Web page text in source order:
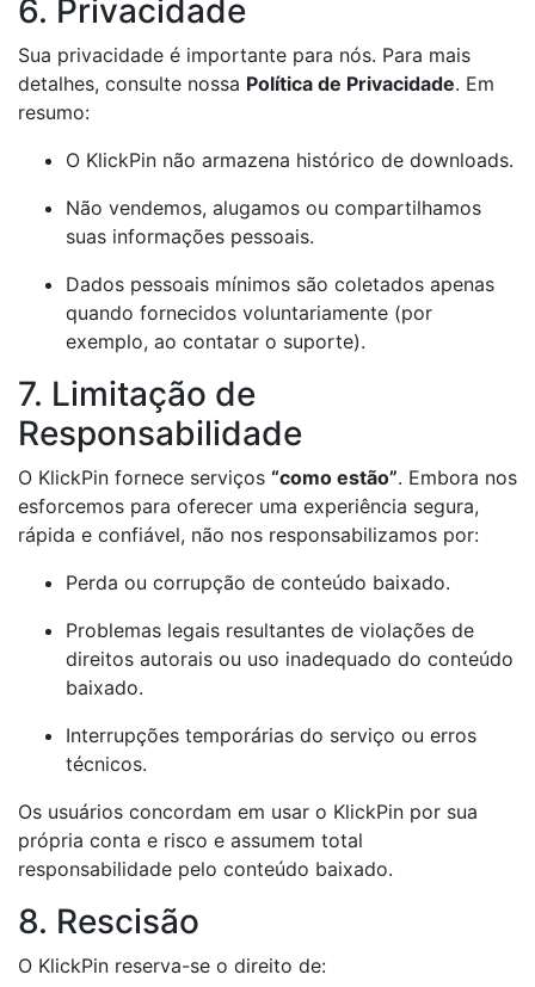
6. Privacidade
Sua privacidade é importante para nós. Para mais
detalhes, consulte nossa Política de Privacidade. Em
resumo:
O KlickPin não armazena histórico de downloads.
Não vendemos, alugamos ou compartilhamos
suas informações pessoais.
Dados pessoais mínimos são coletados apenas
quando fornecidos voluntariamente (por
exemplo, ao contatar o suporte).
7. Limitação de
Responsabilidade
O KlickPin fornece serviços “como estão”. Embora nos
esforcemos para oferecer uma experiência segura,
rápida e confiável, não nos responsabilizamos por:
Perda ou corrupção de conteúdo baixado.
Problemas legais resultantes de violações de
direitos autorais ou uso inadequado do conteúdo
baixado.
Interrupções temporárias do serviço ou erros
técnicos.
Os usuários concordam em usar o KlickPin por sua
própria conta e risco e assumem total
responsabilidade pelo conteúdo baixado.
8. Rescisão
O KlickPin reserva-se o direito de: